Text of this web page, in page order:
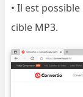
• Il est
cible MP3.